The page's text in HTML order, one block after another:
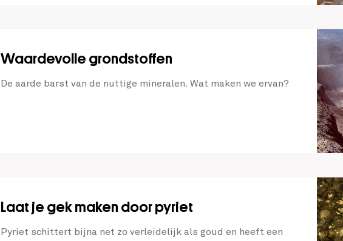
Waardevolle grondstoffen
De aarde barst van de nuttige mineralen. Wat maken we ervan?
Laat je gek maken door pyriet
Pyriet schittert bijna net zo verleidelijk als goud en heeft een